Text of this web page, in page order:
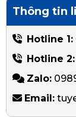
Thông tin
Hotline 1:
Hotline 2:
Zalo:
Email: